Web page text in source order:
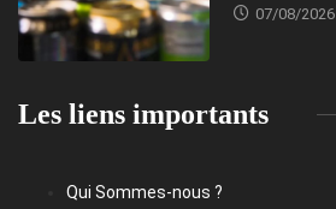
07/08/2026
Les liens importants
Qui Sommes-nous ?